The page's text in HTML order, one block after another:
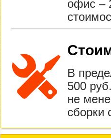
офис –
В
500
не
сборки